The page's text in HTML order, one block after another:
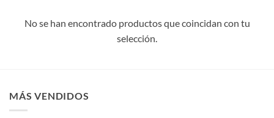
No se han encontrado productos que coincidan con tu
selección.
MÁS VENDIDOS